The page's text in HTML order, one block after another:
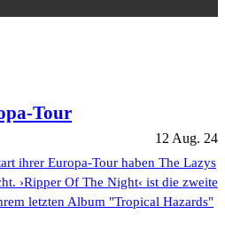
Tour
12 Aug. 24
ihrer Europa-Tour haben The Lazys
›Ripper Of The Night‹ ist die zweite
letzten Album "Tropical Hazards"